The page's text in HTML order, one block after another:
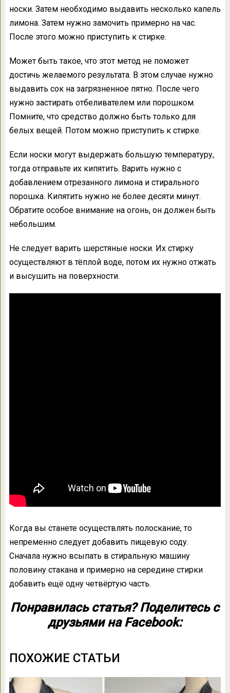
носки. Затем необходимо выдавить несколько капель
лимона. Затем нужно замочить примерно на час.
После этого можно приступить к стирке.
Может быть такое, что этот метод не поможет
достичь желаемого результата. В этом случае нужно
выдавить сок на загрязненное пятно. После чего
нужно застирать отбеливателем или порошком.
Помните, что средство должно быть только для
белых вещей. Потом можно приступить к стирке.
Если носки могут выдержать большую температуру,
тогда отправьте их кипятить. Варить нужно с
добавлением отрезанного лимона и стирального
порошка. Кипятить нужно не более десяти минут.
Обратите особое внимание на огонь, он должен быть
небольшим.
Не следует варить шерстяные носки. Их стирку
осуществляют в тёплой воде, потом их нужно отжать
и высушить на поверхности.
Когда вы станете осуществлять полоскание, то
непременно следует добавить пищевую соду.
Сначала нужно всыпать в стиральную машину
половину стакана и примерно на середине стирки
добавить ещё одну четвёртую часть.
Понравилась статья? Поделитесь с
друзьями на Facebook:
ПОХОЖИЕ СТАТЬИ